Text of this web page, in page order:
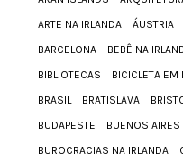
ARTE NA IRLANDA
ÁUSTRIA
BARCELONA
BEBÊ NA
BIBLIOTECAS
BICICLETA EM
BRASIL
BRATISLAVA
BUDAPESTE
BUENOS AIRES
BUROCRACIAS NA IRLANDA